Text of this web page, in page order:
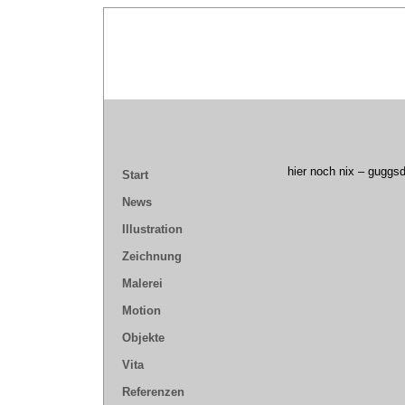
Start
News
Illustration
Zeichnung
Malerei
Motion
Objekte
Vita
Referenzen
hier noch nix –